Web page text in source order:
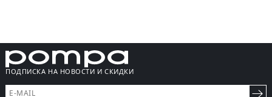
ПОДПИСКА НА НОВОСТИ И СКИДКИ